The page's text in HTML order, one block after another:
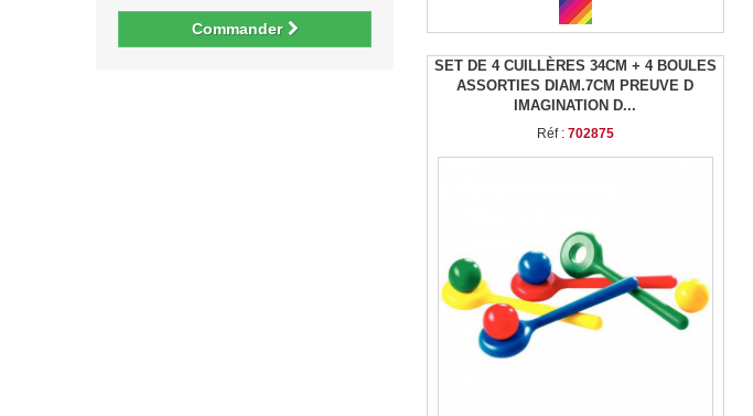
Commander
SET DE 4 CUILLÈRES 34CM + 4 BOULES
ASSORTIES DIAM.7CM PREUVE D
IMAGINATION D...
Réf : 702875